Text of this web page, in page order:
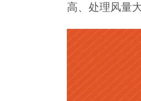
高、处理风量